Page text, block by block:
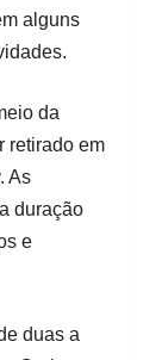
alguns
da
retirado em
As
duração
e
duas a